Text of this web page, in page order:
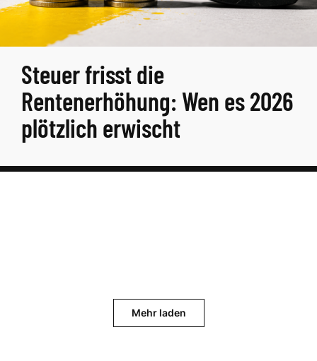
Steuer frisst die
Rentenerhöhung: Wen es 2026
plötzlich erwischt
Mehr laden